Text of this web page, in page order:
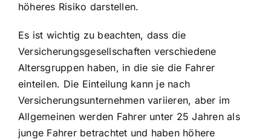
höheres Risiko darstellen.
Es ist wichtig zu beachten, dass die
Versicherungsgesellschaften verschiedene
Altersgruppen haben, in die sie die Fahrer
einteilen. Die Einteilung kann je nach
Versicherungsunternehmen variieren, aber im
Allgemeinen werden Fahrer unter 25 Jahren als
junge Fahrer betrachtet und haben höhere